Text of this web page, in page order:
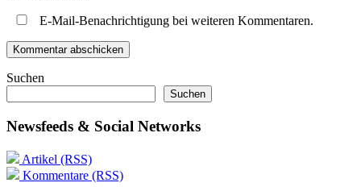
E-Mail-Benachrichtigung bei weiteren Kommentaren.
Suchen
Suchen
Newsfeeds & Social Networks
Artikel (RSS)
Kommentare (RSS)